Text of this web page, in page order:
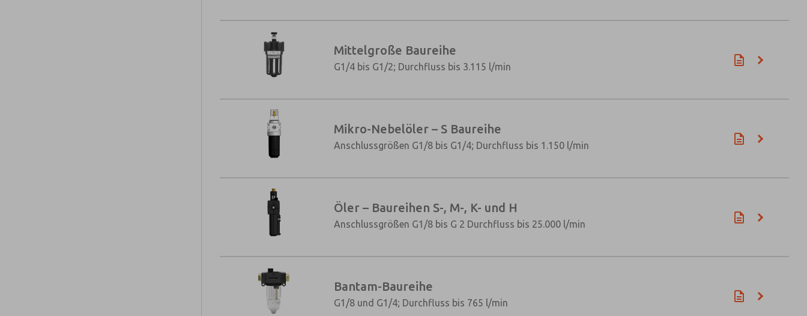
Mittelgroße Baureihe
G1/4 bis G1/2; Durchfluss bis 3.115 l/min
Mikro-Nebelöler – S Baureihe
Anschlussgrößen G1/8 bis G1/4; Durchfluss bis 1.150 l/min
Öler – Baureihen S-, M-, K- und H
Anschlussgrößen G1/8 bis G 2 Durchfluss bis 25.000 l/min
Bantam-Baureihe
G1/8 und G1/4; Durchfluss bis 765 l/min
×